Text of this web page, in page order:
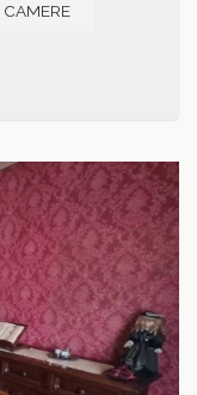
CAMERE